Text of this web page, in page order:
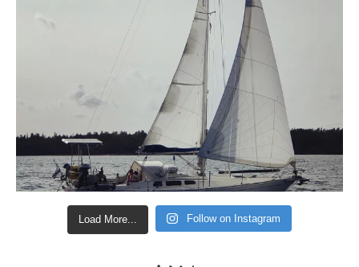
Load More... Follow on Instagram